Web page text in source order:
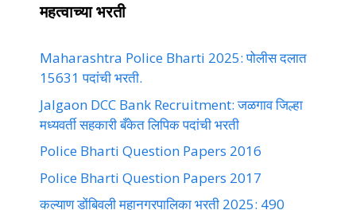
महत्वाच्या भरती
Maharashtra Police Bharti 2025: पोलीस दलात
15631 पदांची भरती.
Jalgaon DCC Bank Recruitment: जळगाव जिल्हा
मध्यवर्ती सहकारी बँकेत लिपिक पदांची भरती
Police Bharti Question Papers 2016
Police Bharti Question Papers 2017
कल्याण डोंबिवली महानगरपालिका भरती 2025: 490